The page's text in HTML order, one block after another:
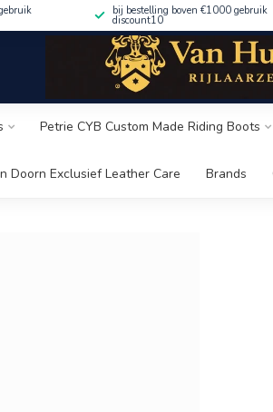
bij bestelling boven €1000 gebruik
discount10
Petrie CYB Custom Made Riding Boots
Doorn Exclusief Leather Care Brands